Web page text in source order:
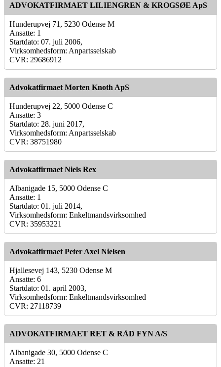
ADVOKATFIRMAET LILIENGREN & KROGSØE ApS
Hunderupvej 71, 5230 Odense M
Ansatte: 1
Startdato: 07. juli 2006,
Virksomhedsform: Anpartsselskab
CVR: 29686912
Advokatfirmaet Morten Knoth ApS
Hunderupvej 22, 5000 Odense C
Ansatte: 3
Startdato: 28. juni 2017,
Virksomhedsform: Anpartsselskab
CVR: 38751980
Advokatfirmaet Niels Rex
Albanigade 15, 5000 Odense C
Ansatte: 1
Startdato: 01. juli 2014,
Virksomhedsform: Enkeltmandsvirksomhed
CVR: 35953221
Advokatfirmaet Peter Axel Nielsen
Hjallesevej 143, 5230 Odense M
Ansatte: 6
Startdato: 01. april 2003,
Virksomhedsform: Enkeltmandsvirksomhed
CVR: 27118739
ADVOKATFIRMAET RET & RÅD FYN A/S
Albanigade 30, 5000 Odense C
Ansatte: 21